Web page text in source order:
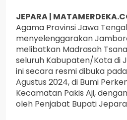
JEPARA |
Agama Provinsi Jawa
menyelenggarakan
melibatkan Madrasah
seluruh Kabupaten/Kota di
ini secara resmi dibuka
Agustus 2024, di Bumi
Kecamatan Pakis Aji,
oleh Penjabat Bupati